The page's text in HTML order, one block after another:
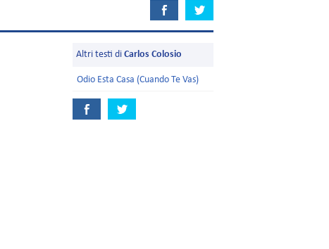
Altri testi di Carlos Colosio
Odio Esta Casa (Cuando Te Vas)